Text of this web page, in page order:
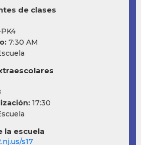
de clases
7:30 AM
17:30
la escuela
s17